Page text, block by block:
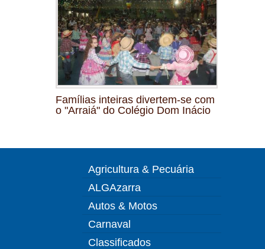
Famílias inteiras divertem-se com
o "Arraiá" do Colégio Dom Inácio
Agricultura & Pecuária
ALGAzarra
Autos & Motos
Carnaval
Classificados